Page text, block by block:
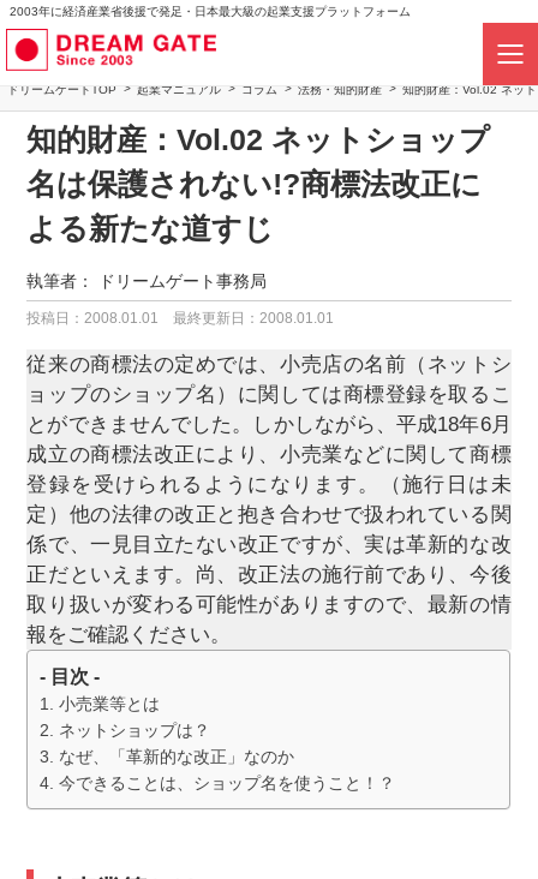
2003年に経済産業省後援で発足・日本最大級の起業支援プラットフォーム
ドリームゲートTOP 起業マニュアル コラム 法務・知的財産 知的財産：Vol.02 ネッ
知的財産：Vol.02 ネットショップ
名は保護されない!?商標法改正に
よる新たな道すじ
執筆者： ドリームゲート事務局
投稿日：2008.01.01 最終更新日：2008.01.01
従来の商標法の定めでは、小売店の名前（ネットシ
ョップのショップ名）に関しては商標登録を取るこ
とができませんでした。しかしながら、平成18年6月
成立の商標法改正により、小売業などに関して商標
登録を受けられるようになります。（施行日は未
定）他の法律の改正と抱き合わせで扱われている関
係で、一見目立たない改正ですが、実は革新的な改
正だといえます。尚、改正法の施行前であり、今後
取り扱いが変わる可能性がありますので、最新の情
報をご確認ください。
- 目次 -
小売業等とは
ネットショップは？
なぜ、「革新的な改正」なのか
今できることは、ショップ名を使うこと！？